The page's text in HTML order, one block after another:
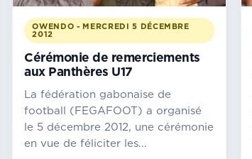
OWENDO - MERCREDI 5 DÉCEMBRE
2012
Cérémonie de remerciements
aux Panthères U17
La fédération gabonaise de
football (FEGAFOOT) a organisé
le 5 décembre 2012, une cérémonie
en vue de féliciter les...